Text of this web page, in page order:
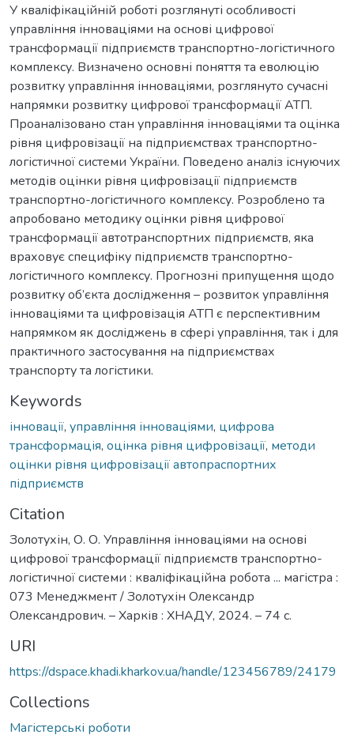
У кваліфікаційній роботі розглянуті особливості
управління інноваціями на основі цифрової
трансформації підприємств транспортно-логістичного
комплексу. Визначено основні поняття та еволюцію
розвитку управління інноваціями, розглянуто сучасні
напрямки розвитку цифрової трансформації АТП.
Проаналізовано стан управління інноваціями та оцінка
рівня цифровізації на підприємствах транспортно-
логістичної системи України. Поведено аналіз існуючих
методів оцінки рівня цифровізації підприємств
транспортно-логістичного комплексу. Розроблено та
апробовано методику оцінки рівня цифрової
трансформації автотранспортних підприємств, яка
враховує специфіку підприємств транспортно-
логістичного комплексу. Прогнозні припущення щодо
розвитку об’єкта дослідження – розвиток управління
інноваціями та цифровізація АТП є перспективним
напрямком як досліджень в сфері управління, так і для
практичного застосування на підприємствах
транспорту та логістики.
Keywords
інновації, управління інноваціями, цифрова
трансформація, оцінка рівня цифровізації, методи
оцінки рівня цифровізації автопраспортних
підприємств
Citation
Золотухін, О. О. Управління інноваціями на основі
цифрової трансформації підприємств транспортно-
логістичної системи : кваліфікаційна робота ... магістра :
073 Менеджмент / Золотухін Олександр
Олександрович. – Харків : ХНАДУ, 2024. – 74 с.
URI
https://dspace.khadi.kharkov.ua/handle/123456789/24179
Collections
Магістерські роботи